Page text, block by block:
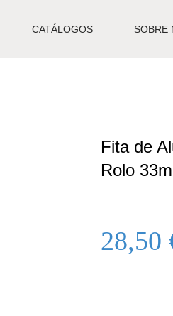
CATÁLOGOS SOBRE
Fita de
Rolo
28,50